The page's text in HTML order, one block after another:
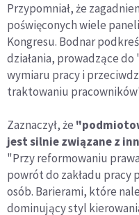
Przypomniał, że
poświęconych wiele
Kongresu. Bodnar
działania, prowadzące do
wymiaru pracy i
traktowaniu
Zaznaczył, że
jest silnie związane z
"Przy reformowaniu
powrót do zakładu pracy
osób. Barierami, które
dominujący styl